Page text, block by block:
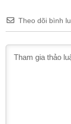
Theo dõi bình